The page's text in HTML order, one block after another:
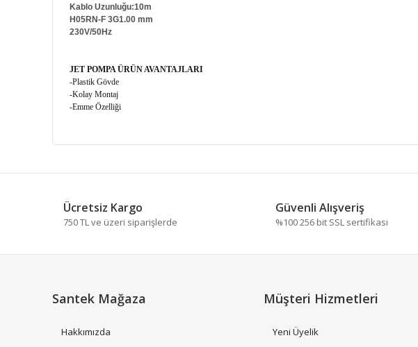
Kablo Uzunluğu:10m
H05RN-F 3G1.00 mm
230V/50Hz
JET POMPA ÜRÜN AVANTAJLARI
-Plastik Gövde
-Kolay Montaj
-Emme Özelliği
Ürün resmi kalitesiz, bozuk veya görüntülenemiyor.
Ürün bilgilerinde hatalar bulunuyor.
Bu ürüne benzer farklı alternatifler olmalı.
Ücretsiz Kargo
750 TL ve üzeri siparişlerde
Güvenli Alışveriş
%100 256 bit SSL sertifikası
Santek Mağaza
Hakkımızda
Müşteri Hizmetleri
Yeni Üyelik